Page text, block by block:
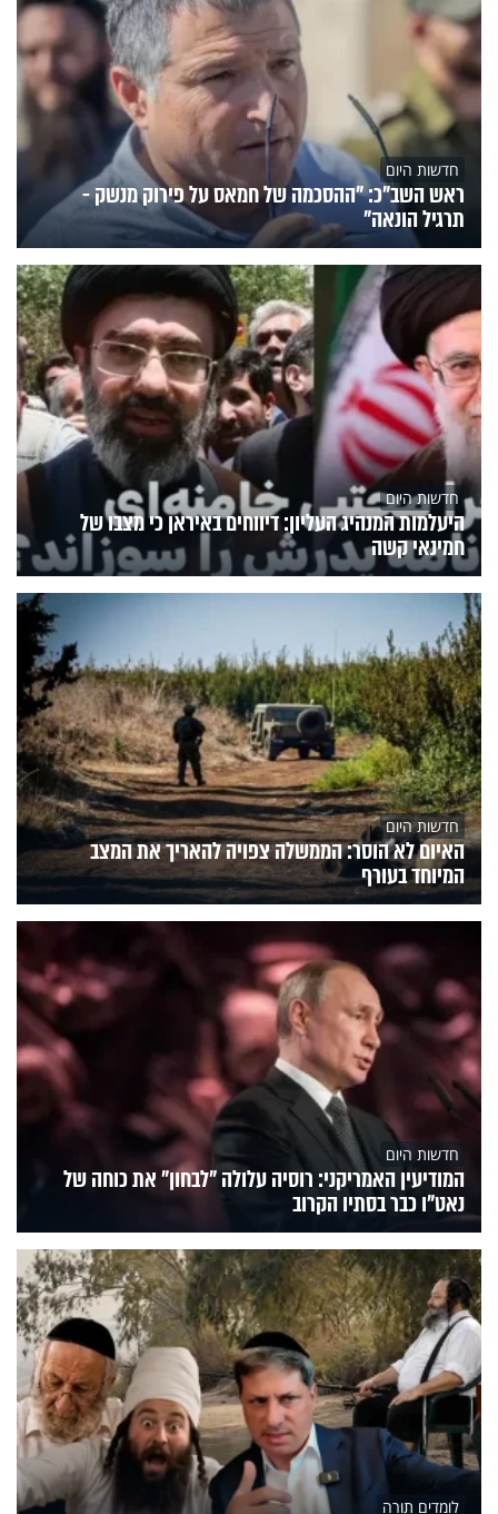
חדשות היום
ראש השב"כ: "ההסכמה של חמאס על פירוק מנשק -
תרגיל הונאה"
חדשות היום
היעלמות המנהיג העליון: דיווחים באיראן כי מצבו של
חמינאי קשה
חדשות היום
האיום לא הוסר: הממשלה צפויה להאריך את המצב
המיוחד בעורף
חדשות היום
המודיעין האמריקני: רוסיה עלולה "לבחון" את כוחה של
נאט"ו כבר בסתיו הקרוב
לומדים תורה